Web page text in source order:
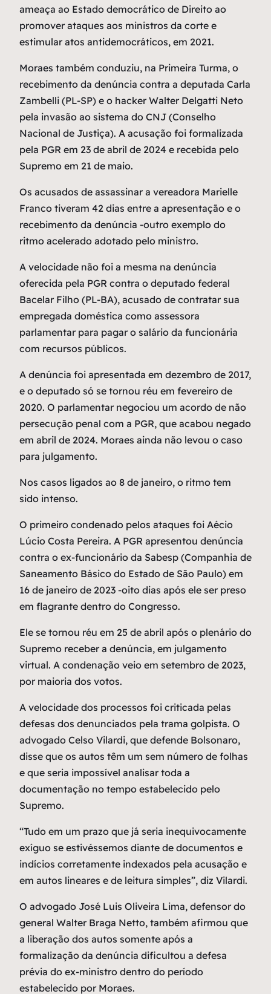
ameaça ao Estado democrático de Direito ao
promover ataques aos ministros da corte e
estimular atos antidemocráticos, em 2021.
Moraes também conduziu, na Primeira Turma, o
recebimento da denúncia contra a deputada Carla
Zambelli (PL-SP) e o hacker Walter Delgatti Neto
pela invasão ao sistema do CNJ (Conselho
Nacional de Justiça). A acusação foi formalizada
pela PGR em 23 de abril de 2024 e recebida pelo
Supremo em 21 de maio.
Os acusados de assassinar a vereadora Marielle
Franco tiveram 42 dias entre a apresentação e o
recebimento da denúncia -outro exemplo do
ritmo acelerado adotado pelo ministro.
A velocidade não foi a mesma na denúncia
oferecida pela PGR contra o deputado federal
Bacelar Filho (PL-BA), acusado de contratar sua
empregada doméstica como assessora
parlamentar para pagar o salário da funcionária
com recursos públicos.
A denúncia foi apresentada em dezembro de 2017,
e o deputado só se tornou réu em fevereiro de
2020. O parlamentar negociou um acordo de não
persecução penal com a PGR, que acabou negado
em abril de 2024. Moraes ainda não levou o caso
para julgamento.
Nos casos ligados ao 8 de janeiro, o ritmo tem
sido intenso.
O primeiro condenado pelos ataques foi Aécio
Lúcio Costa Pereira. A PGR apresentou denúncia
contra o ex-funcionário da Sabesp (Companhia de
Saneamento Básico do Estado de São Paulo) em
16 de janeiro de 2023 -oito dias após ele ser preso
em flagrante dentro do Congresso.
Ele se tornou réu em 25 de abril após o plenário do
Supremo receber a denúncia, em julgamento
virtual. A condenação veio em setembro de 2023,
por maioria dos votos.
A velocidade dos processos foi criticada pelas
defesas dos denunciados pela trama golpista. O
advogado Celso Vilardi, que defende Bolsonaro,
disse que os autos têm um sem número de folhas
e que seria impossível analisar toda a
documentação no tempo estabelecido pelo
Supremo.
“Tudo em um prazo que já seria inequivocamente
exíguo se estivéssemos diante de documentos e
indícios corretamente indexados pela acusação e
em autos lineares e de leitura simples”, diz Vilardi.
O advogado José Luis Oliveira Lima, defensor do
general Walter Braga Netto, também afirmou que
a liberação dos autos somente após a
formalização da denúncia dificultou a defesa
prévia do ex-ministro dentro do período
estabelecido por Moraes.